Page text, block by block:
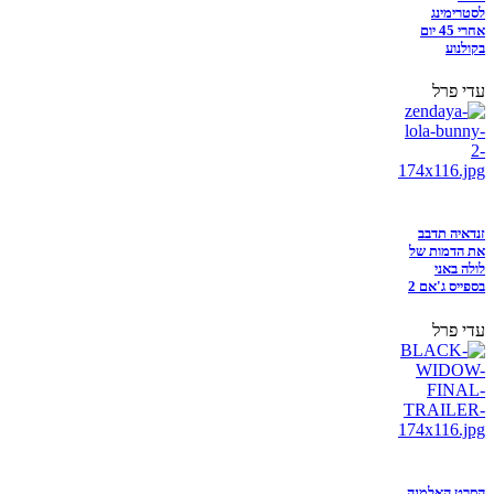
לסטרימינג
אחרי 45 יום
בקולנוע
עדי פרל
זנדאיה תדבב
את הדמות של
לולה באני
בספייס ג'אם 2
עדי פרל